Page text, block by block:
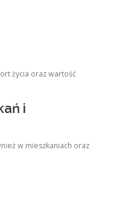
życia oraz wartość
i
w mieszkaniach oraz